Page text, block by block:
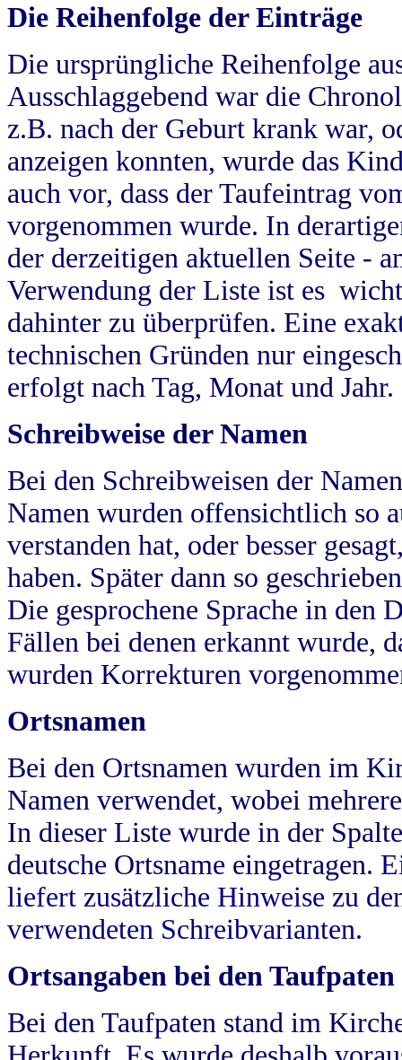
Die Reihenfolge der Einträge
Die ursprüngliche Reihenfolge
Ausschlaggebend war die
z.B. nach der Geburt krank war,
anzeigen konnten, wurde das
auch vor, dass der Taufeintrag
vorgenommen wurde. In
der derzeitigen aktuellen Seite -
Verwendung der Liste ist es
dahinter zu überprüfen. Eine
technischen Gründen nur
erfolgt nach Tag, Monat und Jahr.
Schreibweise der Namen
Bei den Schreibweisen der
Namen wurden offensichtlich so
verstanden hat, oder besser
haben. Später dann so
Die gesprochene Sprache in
Fällen bei denen erkannt wurde,
wurden Korrekturen
Ortsnamen
Bei den Ortsnamen wurden im
Namen verwendet, wobei
In dieser Liste wurde in der
deutsche Ortsname eingetragen.
liefert zusätzliche Hinweise zu
verwendeten Schreibvarianten.
Ortsangaben bei den Taufpaten
Bei den Taufpaten stand im